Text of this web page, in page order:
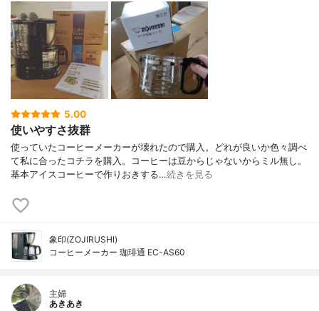
5.00
使いやすさ抜群
使っていたコーヒーメーカーが壊れたので購入。どれが良いか色々調べ
て私に合ったコチラを購入。コーヒーは豆からじゃないからミル無し。
基本アイスコーヒーで作りおきする…続きを見る
象印(ZOJIRUSHI)
コーヒーメーカー 珈琲通 EC-AS60
主婦
あきあき